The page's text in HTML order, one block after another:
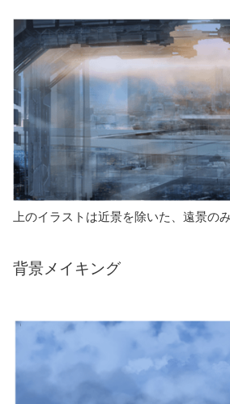
上のイラストは近景を除いた、遠景の
背景メイキング